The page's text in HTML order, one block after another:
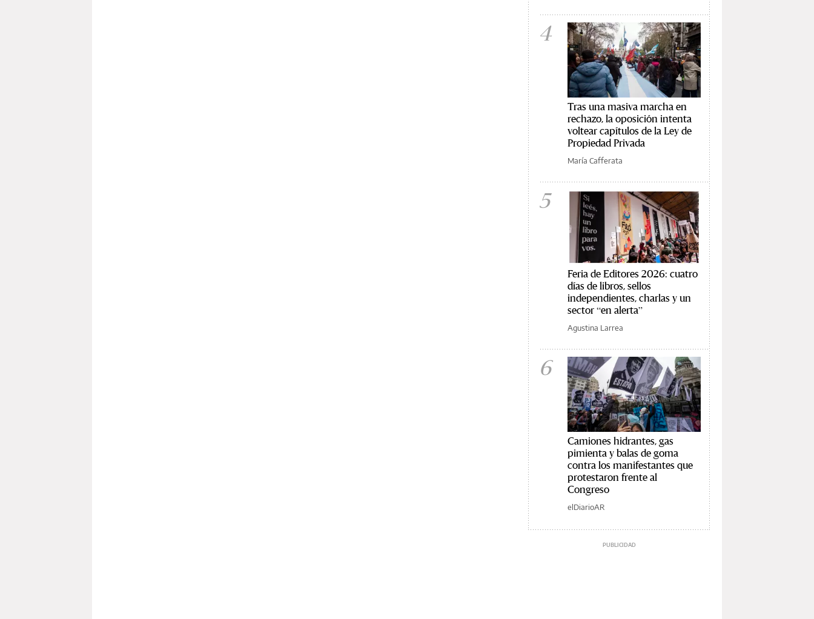
4
Tras una masiva marcha en
rechazo, la oposición intenta
voltear capítulos de la Ley de
Propiedad Privada
María Cafferata
5
Feria de Editores 2026: cuatro
días de libros, sellos
independientes, charlas y un
sector “en alerta”
Agustina Larrea
6
Camiones hidrantes, gas
pimienta y balas de goma
contra los manifestantes que
protestaron frente al
Congreso
elDiarioAR